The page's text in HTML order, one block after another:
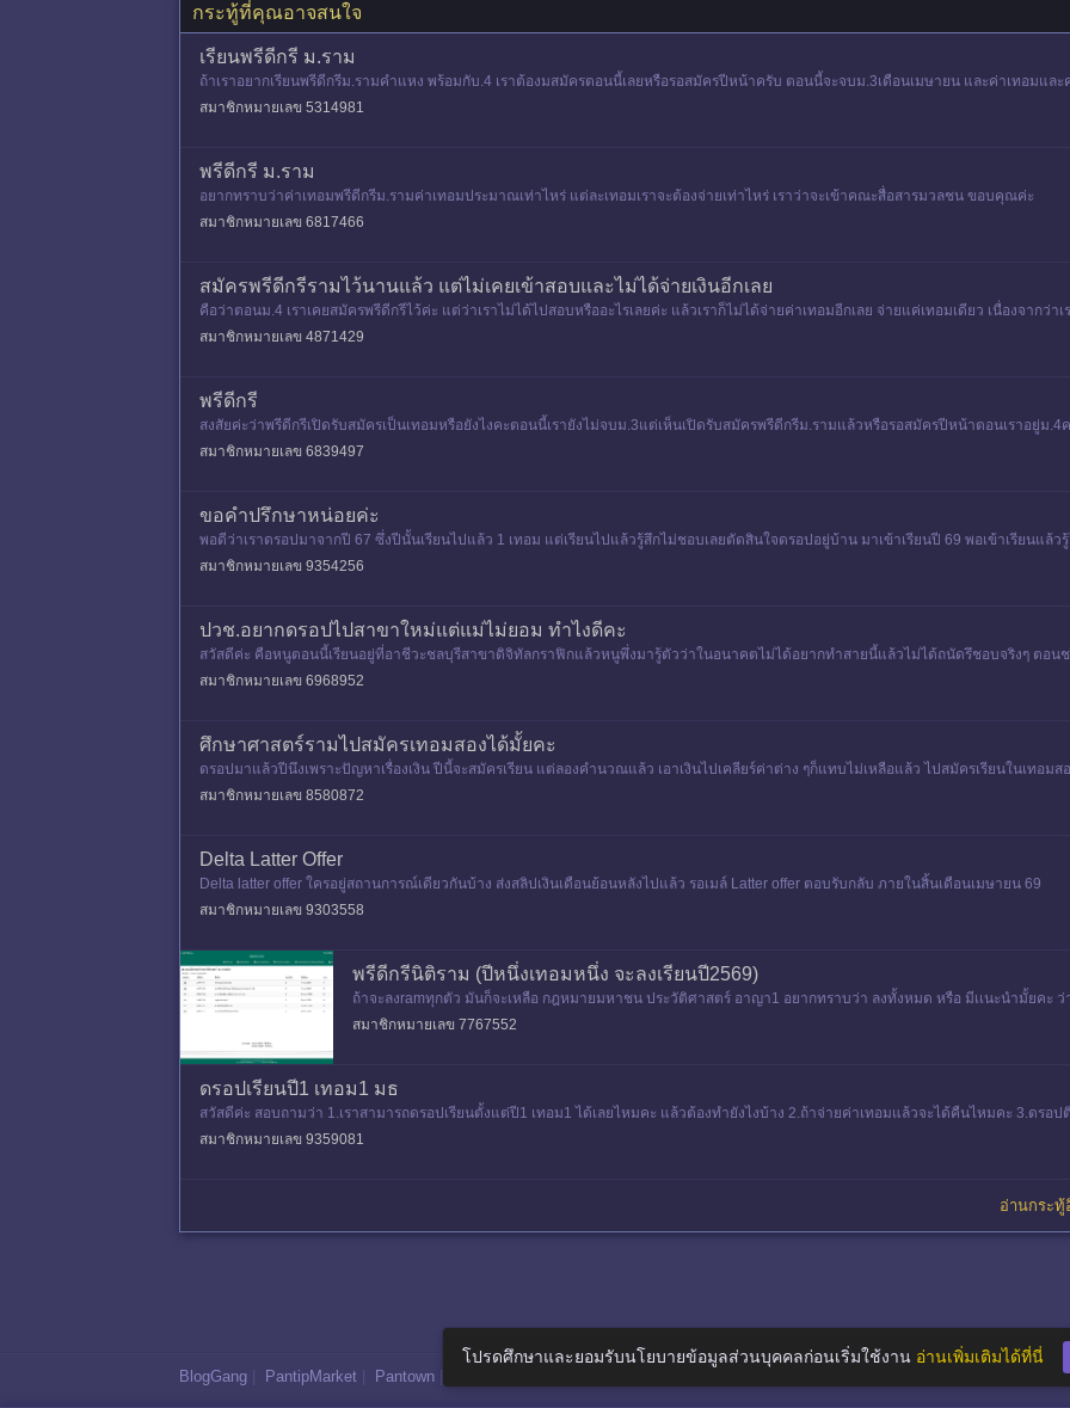
กระทู้ที่คุณอาจสนใจ
เรียนพรีดีกรี ม.ราม
ถ้าเราอยากเรียนพรีดีกรีม.รามคำแหง พร้อมกับ.4 เราต้องมสมัครตอนนี้เลยหรือรอสมัครปีหน้าครับ ตอนนี้จะจบม.3เดือนเมษายน และค่าเทอมแ
ต้องเก็บกี่หน่วยกิตครับ
สมาชิกหมายเลข 5314981
พรีดีกรี ม.ราม
อยากทราบว่าค่าเทอมพรีดีกรีม.รามค่าเทอมประมาณเท่าไหร่ แต่ละเทอมเราจะต้องจ่ายเท่าไหร่ เราว่าจะเข้าคณะสื่อสารมวลชน ขอบคุณค่ะ
สมาชิกหมายเลข 6817466
สมัครพรีดีกรีรามไว้นานแล้ว แต่ไม่เคยเข้าสอบและไม่ได้จ่ายเงินอีกเลย
คือว่าตอนม.4 เราเคยสมัครพรีดีกรีไว้ค่ะ แต่ว่าเราไม่ได้ไปสอบหรืออะไรเลยค่ะ แล้วเราก็ไม่ได้จ่ายค่าเทอมอีกเลย จ่ายแค่เทอมเดียว เนื่องจากว่
ปีหน้าม.6 เ
สมาชิกหมายเลข 4871429
พรีดีกรี
สงสัยค่ะว่าพรีดีกรีเปิดรับสมัครเป็นเทอมหรือยังไงคะตอนนี้เรายังไม่จบม.3แต่เห็นเปิดรับสมัครพรีดีกรีม.รามแล้วหรือรอสมัครปีหน้าตอนเราอยู่ม.4
สมาชิกหมายเลข 6839497
ขอคำปรึกษาหน่อยค่ะ
พอดีว่าเราดรอปมาจากปี 67 ซึ่งปีนั้นเรียนไปแล้ว 1 เทอม แต่เรียนไปแล้วรู้สึกไม่ชอบเลยตัดสินใจดรอปอยู่บ้าน มาเข้าเรียนปี 69 พอเข้าเรียนแล้ว
องส่ว
สมาชิกหมายเลข 9354256
ปวช.อยากดรอปไปสาขาใหม่แต่แม่ไม่ยอม ทำไงดีคะ
สวัสดีค่ะ คือหนูตอนนี้เรียนอยู่ที่อาชีวะชลบุรีสาขาดิจิทัลกราฟิกแล้วหนูพึ่งมารู้ตัวว่าในอนาคตไม่ได้อยากทำสายนี้แล้วไม่ได้ถนัดรึชอบจริงๆ ตอน
ดรอปอ่ะ
สมาชิกหมายเลข 6968952
ศึกษาศาสตร์รามไปสมัครเทอมสองได้มั้ยคะ
ดรอปมาแล้วปีนึงเพราะปัญหาเรื่องเงิน ปีนี้จะสมัครเรียน แต่ลองคำนวณแล้ว เอาเงินไปเคลียร์ค่าต่าง ๆก็แทบไม่เหลือแล้ว ไปสมัครเรียนในเทอม
ปเท่าไหร่ จะกัดฟ
สมาชิกหมายเลข 8580872
Delta Latter Offer
Delta latter offer ใครอยู่สถานการณ์เดียวกันบ้าง ส่งสลิปเงินเดือนย้อนหลังไปแล้ว รอเมล์ Latter offer ตอบรับกลับ ภายในสิ้นเดือนเมษายน 69
สมาชิกหมายเลข 9303558
พรีดีกรีนิติราม (ปีหนึ่งเทอมหนึ่ง จะลงเรียนปี2569)
ถ้าจะลงramทุกตัว มันก็จะเหลือ กฎหมายมหาชน ประวัติศาสตร์ อาญา1 อยากทราบว่า ลงทั้งหมด หรือ มีเเนะนำมั้ยคะ
🩷
สมาชิกหมายเลข 7767552
ดรอปเรียนปี1 เทอม1 มธ
สวัสดีค่ะ สอบถามว่า 1.เราสามารถดรอปเรียนตั้งแต่ปี1 เทอม1 ได้เลยไหมคะ แล้วต้องทำยังไงบ้าง 2.ถ้าจ่ายค่าเทอมแล้วจะได้คืนไหมคะ 3.ดรอ
ลัยได้อยู่ไหมคะ พอดีเร
สมาชิกหมายเลข 9359081
อ่านกระ
BlogGang PantipMarket Pantown
โปรดศึกษาและยอมรับนโยบายข้อมูลส่วนบุคคลก่อนเริ่มใช้งาน อ่านเพิ่มเติมได้ที่นี่